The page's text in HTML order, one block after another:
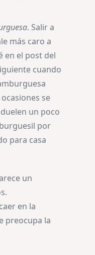
. Salir a
más caro a
en el post del
cuando
se
un poco
por
para casa
un
en la
preocupa la